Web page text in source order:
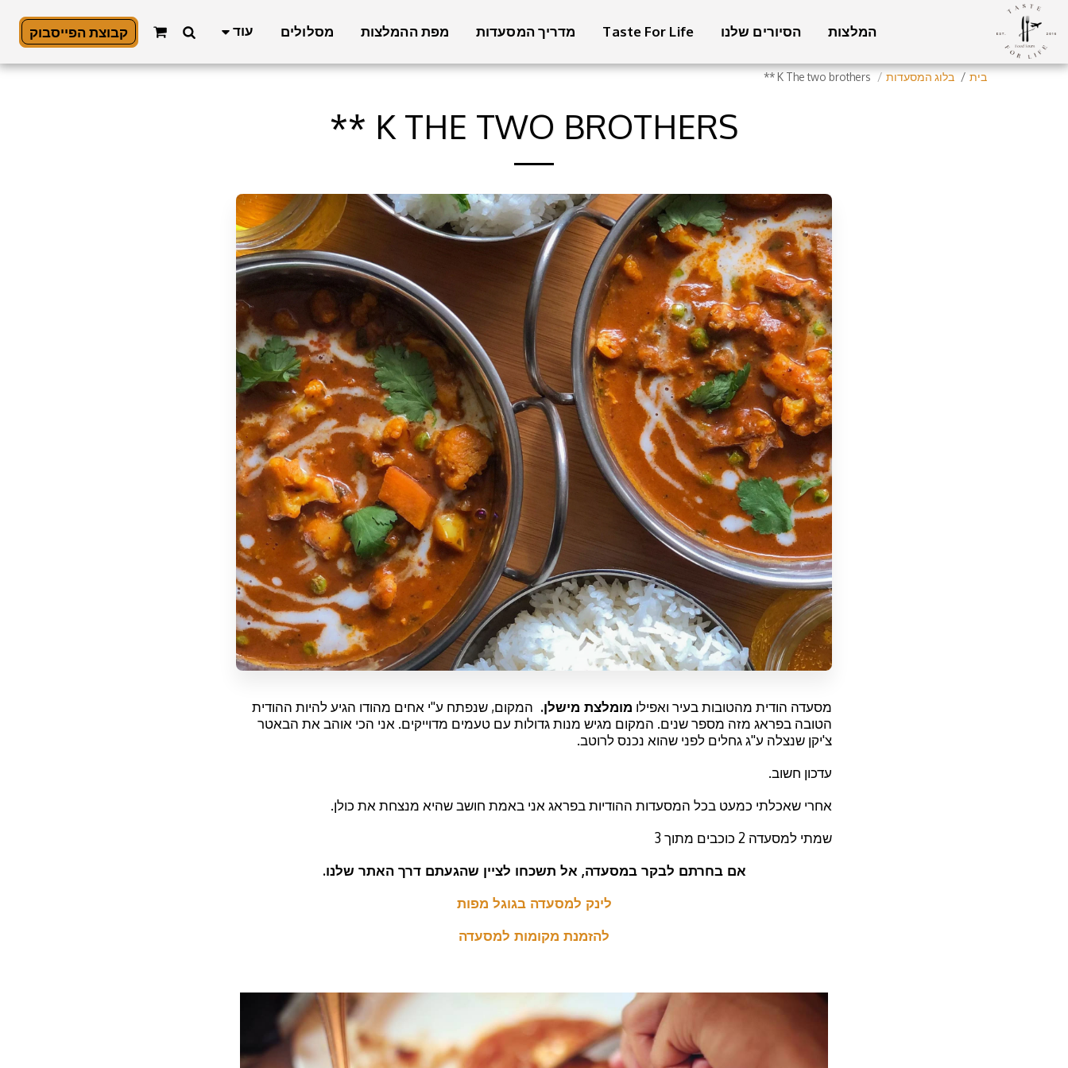
המלצות הסיורים שלנו Taste For Life מדריך המסעדות מפת ההמלצות מסלולים עוד קבוצת הפייסבוק
בית בלוג המסעדות K The two brothers **
K THE TWO BROTHERS **
מסעדה הודית מהטובות בעיר ואפילו מומלצת מישלן. המקום, שנפתח ע''י אחים מהודו הגיע להיות ההודית
הטובה בפראג מזה מספר שנים. המקום מגיש מנות גדולות עם טעמים מדוייקים. אני הכי אוהב את הבאטר
צ'יקן שנצלה ע''ג גחלים לפני שהוא נכנס לרוטב.
עדכון חשוב.
אחרי שאכלתי כמעט בכל המסעדות ההודיות בפראג אני באמת חושב שהיא מנצחת את כולן.
שמתי למסעדה 2 כוכבים מתוך 3
אם בחרתם לבקר במסעדה, אל תשכחו לציין שהגעתם דרך האתר שלנו.
לינק למסעדה בגוגל מפות
להזמנת מקומות למסעדה